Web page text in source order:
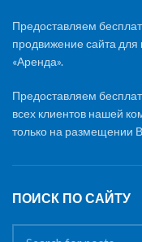
Предоставляем
продвижение сайта
«Аренда».
Предоставляем
всех клиентов нашей
только на размещении
ПОИСК ПО САЙТУ